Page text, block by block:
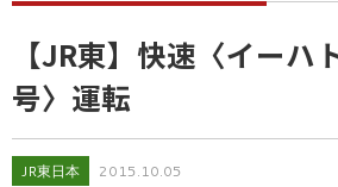
【JR東】快速〈イーハ
号〉運転
JR東日本 2015.10.05